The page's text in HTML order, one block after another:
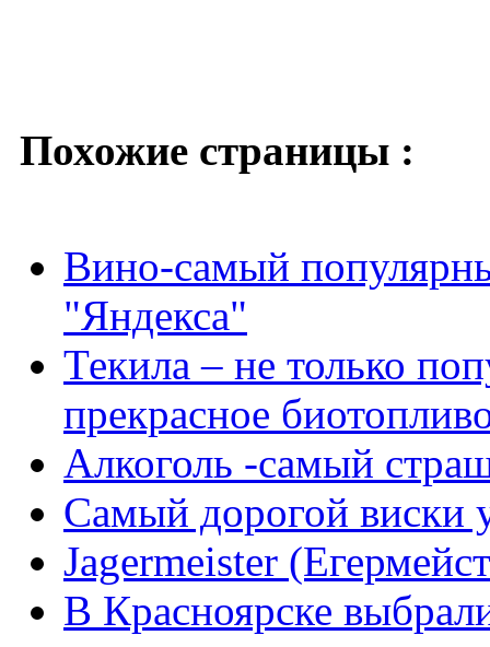
Похожие страницы :
Вино-самый
"Яндекса"
Текила – не только
прекрасное
Алкоголь -самый
Самый дорогой виски
Jagermeister
В Красноярске